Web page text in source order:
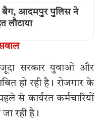
बैग, आदमपुर पुलिस ने
लौटाया
सरकार युवाओं और
हो रही है। रोजगार के
से कार्यरत कर्मचारियों
रही है।